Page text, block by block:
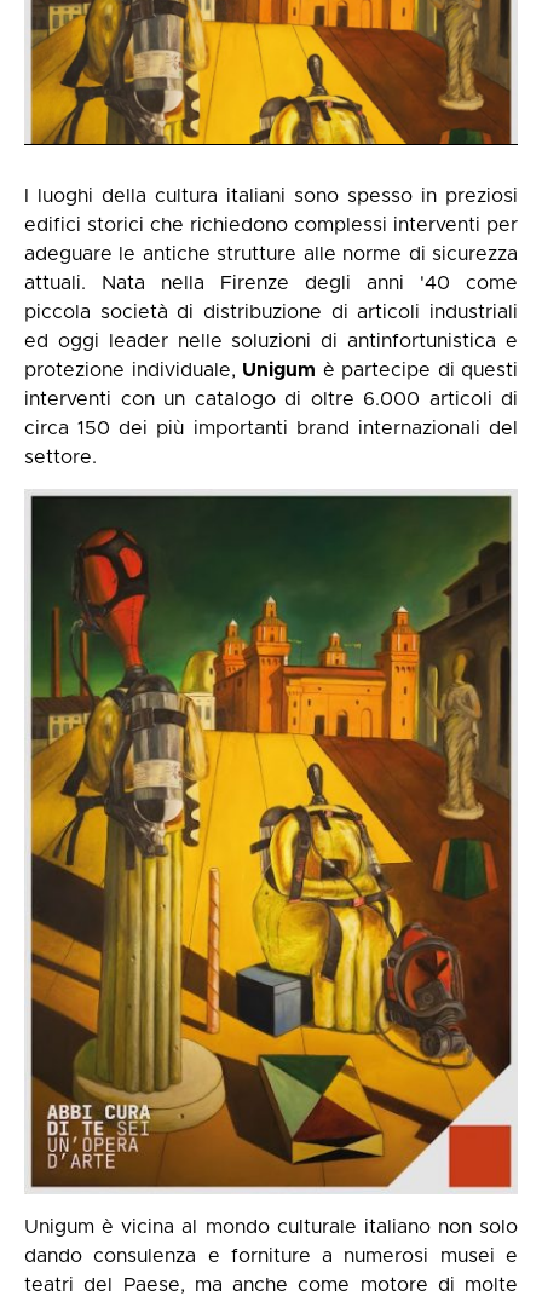
I luoghi della cultura italiani sono spesso in preziosi
edifici storici che richiedono complessi interventi per
adeguare le antiche strutture alle norme di sicurezza
attuali. Nata nella Firenze degli anni '40 come
piccola società di distribuzione di articoli industriali
ed oggi leader nelle soluzioni di antinfortunistica e
protezione individuale, Unigum è partecipe di questi
interventi con un catalogo di oltre 6.000 articoli di
circa 150 dei più importanti brand internazionali del
settore.
Unigum è vicina al mondo culturale italiano non solo
dando consulenza e forniture a numerosi musei e
teatri del Paese, ma anche come motore di molte